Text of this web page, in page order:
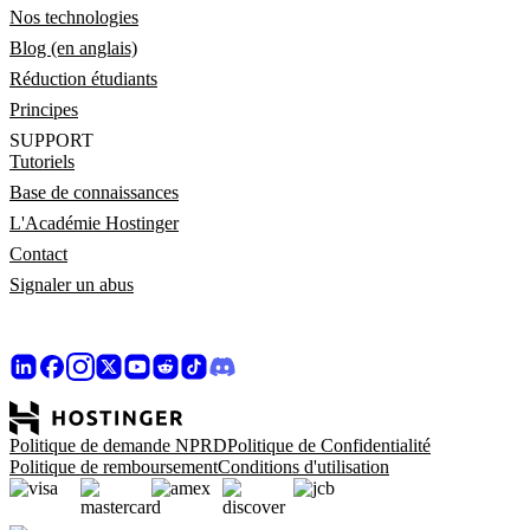
Nos technologies
Blog (en anglais)
Réduction étudiants
Principes
SUPPORT
Tutoriels
Base de connaissances
L'Académie Hostinger
Contact
Signaler un abus
Politique de demande NPRDPolitique de Confidentialité
Politique de remboursementConditions d'utilisation